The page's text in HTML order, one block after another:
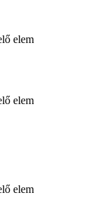
elem
elem
elem